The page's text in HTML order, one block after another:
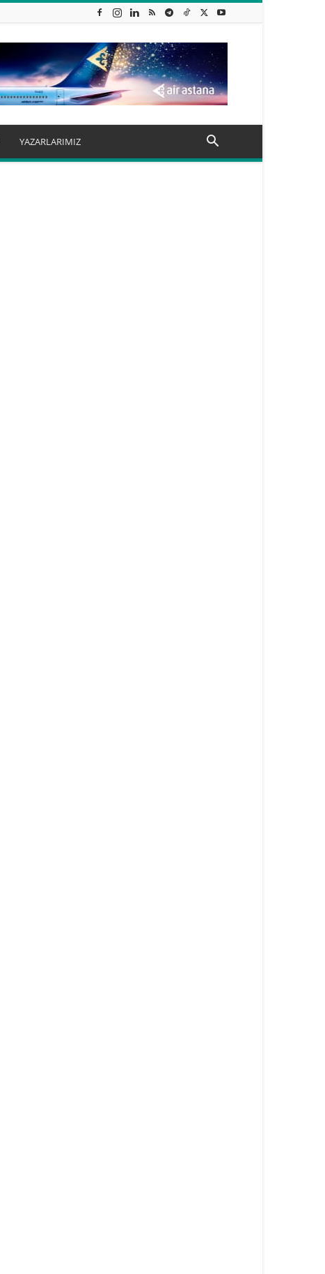
YAZARLARIMIZ